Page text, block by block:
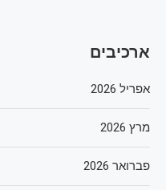
ארכיבים
אפריל 2026
מרץ 2026
פברואר 2026